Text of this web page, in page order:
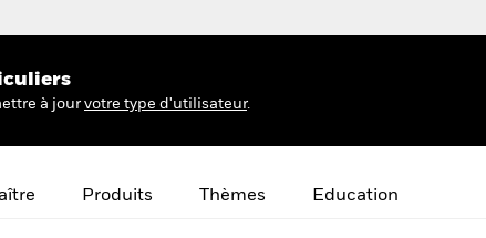
à jour votre type d'utilisateur.
Produits Thèmes Education